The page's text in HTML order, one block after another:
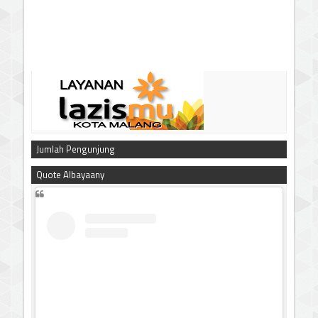
Jumlah Pengunjung
Quote Albayaany